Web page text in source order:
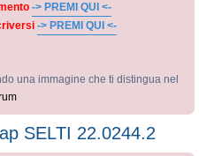
-> PREMI QUI <-
-> PREMI QUI <-
una immagine che ti distingua nel
SELTI 22.0244.2